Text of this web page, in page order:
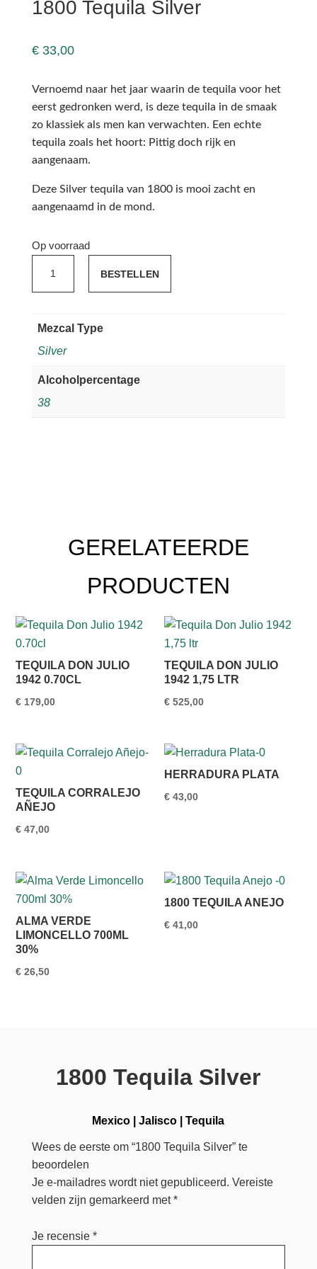
1800 Tequila Silver
€33,00
Vernoemd naar het jaar waarin de tequila voor het
eerst gedronken werd, is deze tequila in de smaak
zo klassiek als men kan verwachten. Een echte
tequila zoals het hoort: Pittig doch rijk en
aangenaam.
Deze Silver tequila van 1800 is mooi zacht en
aangenaamd in de mond.
Op voorraad
Tequila
aantal
BESTELLEN
Mezcal Type
Silver
Alcoholpercentage
38
GERELATEERDE
PRODUCTEN
TEQUILA DON JULIO
1942 0.70CL
€ 179,00
TEQUILA DON JULIO
1942 1,75 LTR
€ 525,00
TEQUILA CORRALEJO
AÑEJO
€ 47,00
HERRADURA PLATA
€ 43,00
ALMA VERDE
LIMONCELLO 700ML
30%
€ 26,50
1800 TEQUILA ANEJO
€ 41,00
1800 Tequila Silver
Mexico |Jalisco |Tequila
Wees de eerste om “1800 Tequila Silver” te
beoordelen
Je e-mailadres wordt niet gepubliceerd. Vereiste
velden zijn gemarkeerd met*
Je recensie *